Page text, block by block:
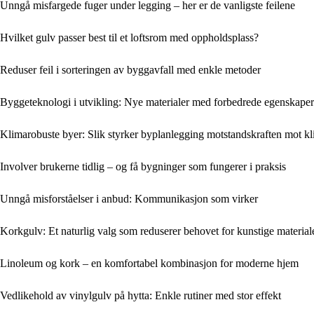
Unngå misfargede fuger under legging – her er de vanligste feilene
Hvilket gulv passer best til et loftsrom med oppholdsplass?
Reduser feil i sorteringen av byggavfall med enkle metoder
Byggeteknologi i utvikling: Nye materialer med forbedrede egenskaper
Klimarobuste byer: Slik styrker byplanlegging motstandskraften mot
Involver brukerne tidlig – og få bygninger som fungerer i praksis
Unngå misforståelser i anbud: Kommunikasjon som virker
Korkgulv: Et naturlig valg som reduserer behovet for kunstige
Linoleum og kork – en komfortabel kombinasjon for moderne hjem
Vedlikehold av vinylgulv på hytta: Enkle rutiner med stor effekt